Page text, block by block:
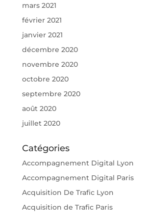
mars 2021
février 2021
janvier 2021
décembre 2020
novembre 2020
octobre 2020
septembre 2020
août 2020
juillet 2020
Catégories
Accompagnement Digital Lyon
Accompagnement Digital Paris
Acquisition De Trafic Lyon
Acquisition de Trafic Paris